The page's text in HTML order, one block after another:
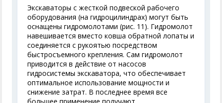
Экскаваторы с жесткой подвеской рабочего
оборудования (на гидроцилиндрах) могут быть
оснащены гидромолотами (рис. 11). Гидромолот
навешивается вместо ковша обратной лопаты и
соединяется с рукоятью посредством
быстросъемного крепления. Сам гидромолот
приводится в действие от насосов
гидросистемы экскаватора, что обеспечивает
оптимальное использование мощности и
снижение затрат. В последнее время все